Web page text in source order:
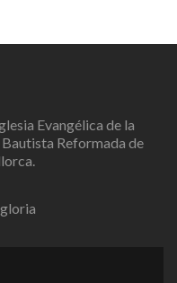
Evangélica de la
Reformada de
.